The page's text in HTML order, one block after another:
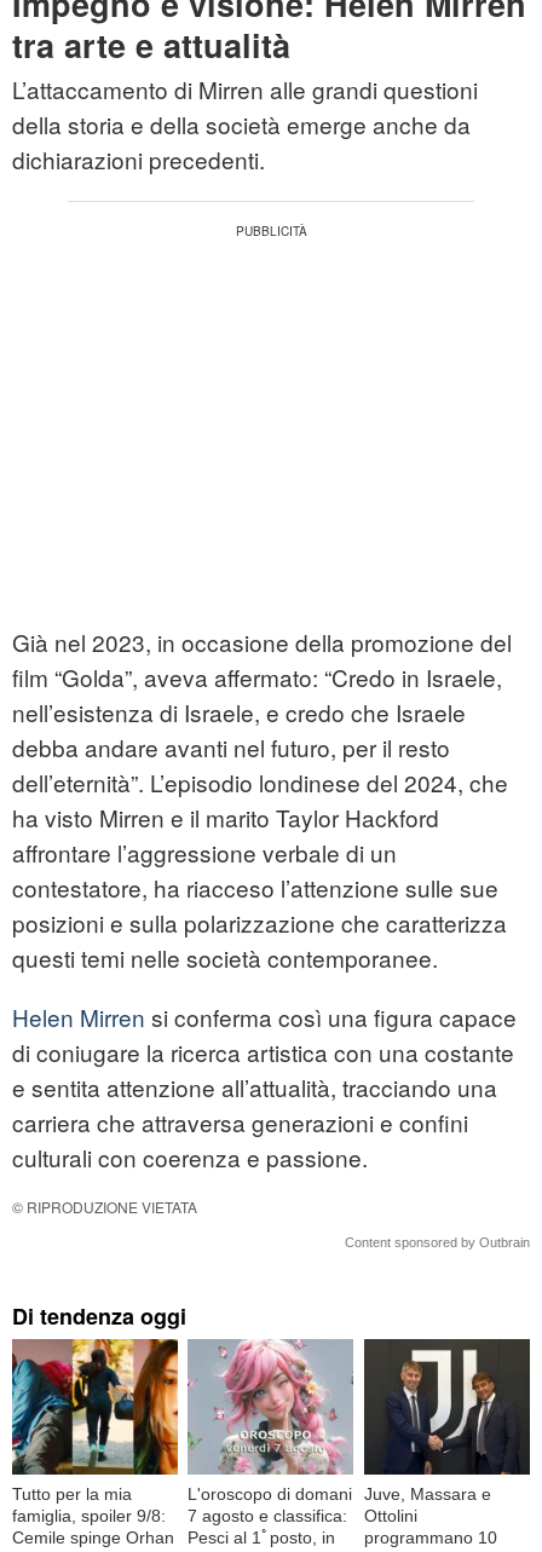
tra arte e attualità
L’attaccamento di Mirren alle grandi questioni
della storia e della società emerge anche da
dichiarazioni precedenti.
Già nel 2023, in occasione della promozione del
film “Golda”, aveva affermato: “Credo in Israele,
nell’esistenza di Israele, e credo che Israele
debba andare avanti nel futuro, per il resto
dell’eternità”. L’episodio londinese del 2024, che
ha visto Mirren e il marito Taylor Hackford
affrontare l’aggressione verbale di un
contestatore, ha riacceso l’attenzione sulle sue
posizioni e sulla polarizzazione che caratterizza
questi temi nelle società contemporanee.
Helen Mirren si conferma così una figura capace
di coniugare la ricerca artistica con una costante
e sentita attenzione all’attualità, tracciando una
carriera che attraversa generazioni e confini
culturali con coerenza e passione.
© RIPRODUZIONE VIETATA
Content sponsored by Outbrain
Di tendenza oggi
Tutto per la mia
famiglia, spoiler 9/8:
Cemile spinge Orhan
L'oroscopo di domani
7 agosto e classifica:
Pesci al 1ﾟposto, in
Juve, Massara e
Ottolini
programmano 10